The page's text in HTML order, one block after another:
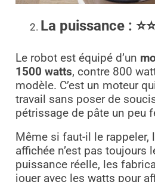
La puissance :
Le robot est équipé d’un
1500 watts, contre 800
modèle. C’est un moteur
travail sans poser de
pétrissage de pâte un peu
Même si faut-il le rappeler,
affichée n’est pas toujours
puissance réelle, les
jouer avec les watts pour